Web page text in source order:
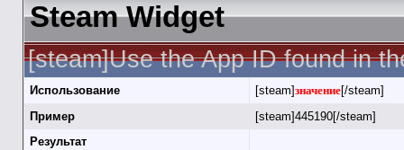
Steam Widget
[steam]Use the App ID found in
Использование [steam]значение[/steam]
Пример
[steam]445190[/steam]
Результат